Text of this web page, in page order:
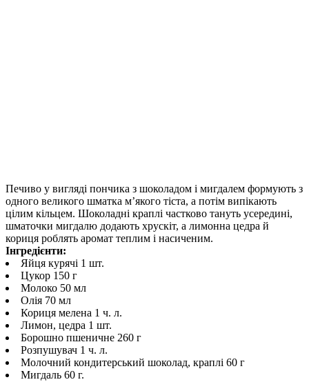
Печиво у вигляді пончика з шоколадом і мигдалем формують з
одного великого шматка м’якого тіста, а потім випікають
цілим кільцем. Шоколадні краплі частково тануть усередині,
шматочки мигдалю додають хрускіт, а лимонна цедра й
кориця роблять аромат теплим і насиченим.
Інгредієнти:
Яйця курячі 1 шт.
Цукор 150 г
Молоко 50 мл
Олія 70 мл
Кориця мелена 1 ч. л.
Лимон, цедра 1 шт.
Борошно пшеничне 260 г
Розпушувач 1 ч. л.
Молочний кондитерський шоколад, краплі 60 г
Мигдаль 60 г.